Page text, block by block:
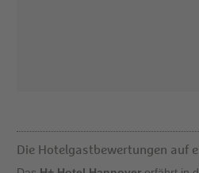
Die Hotelgastbewertungen auf